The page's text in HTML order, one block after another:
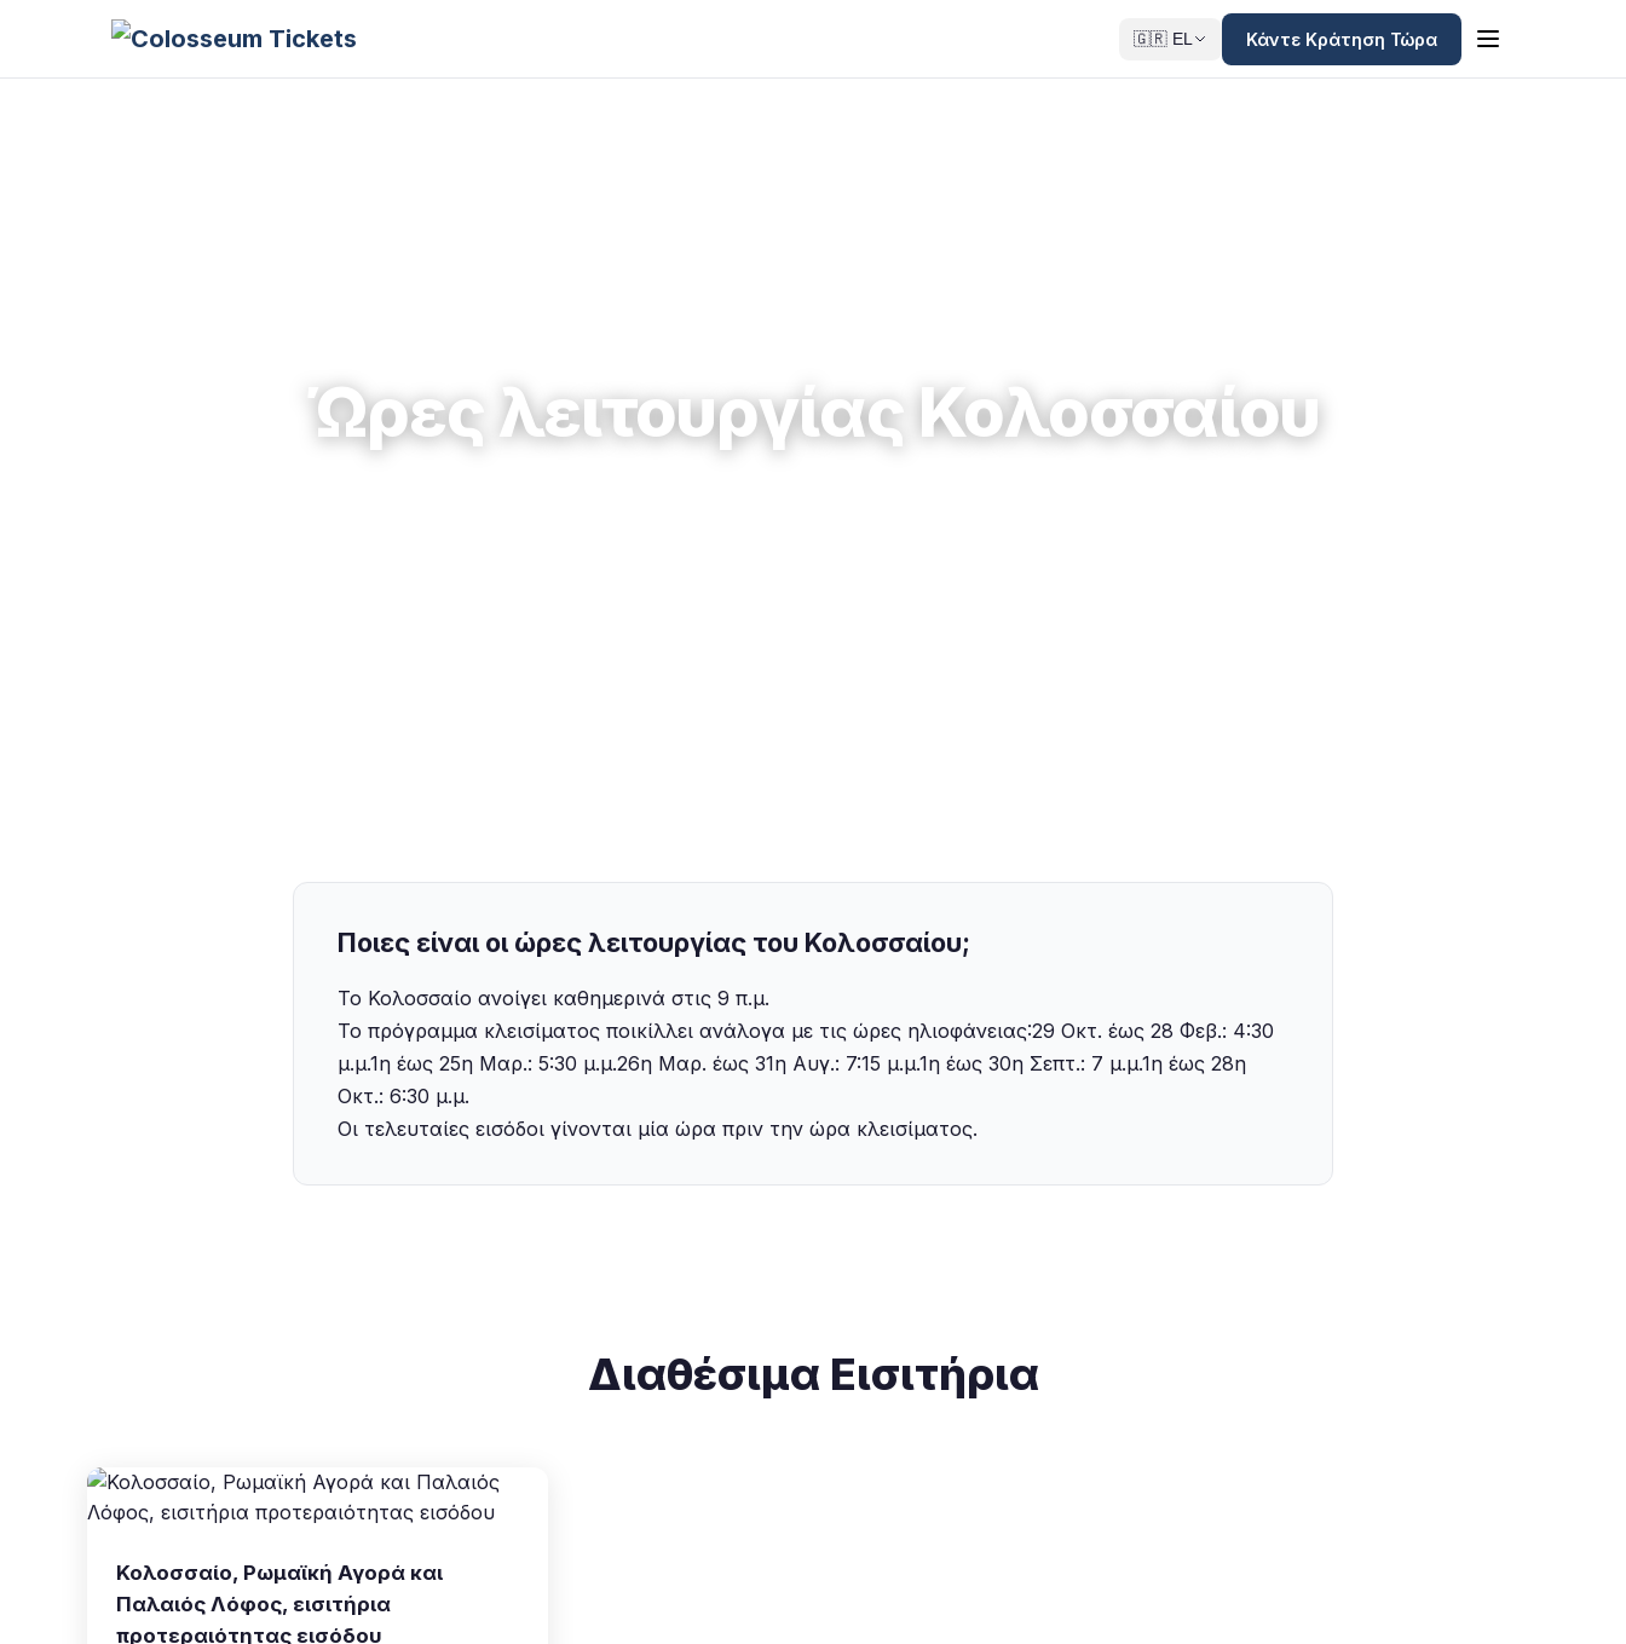
🇬🇷 EL Κάντε Κράτηση Τώρα
Ώρες λειτουργίας Κολοσσαίου
Ποιες είναι οι ώρες λειτουργίας του Κολοσσαίου;
Το Κολοσσαίο ανοίγει καθημερινά στις 9 π.μ.
‍Το πρόγραμμα κλεισίματος ποικίλλει ανάλογα με τις ώρες ηλιοφάνειας:29 Οκτ. έως 28 Φεβ.: 4:30
μ.μ.‍1η έως 25η Μαρ.: 5:30 μ.μ.‍26η Μαρ. έως 31η Αυγ.: 7:15 μ.μ.‍1η έως 30η Σεπτ.: 7 μ.μ.‍1η έως 28η
Οκτ.: 6:30 μ.μ.
‍Οι τελευταίες εισόδοι γίνονται μία ώρα πριν την ώρα κλεισίματος.
Διαθέσιμα Εισιτήρια
Κολοσσαίο, Ρωμαϊκή Αγορά και
Παλαιός Λόφος, εισιτήρια
προτεραιότητας εισόδου